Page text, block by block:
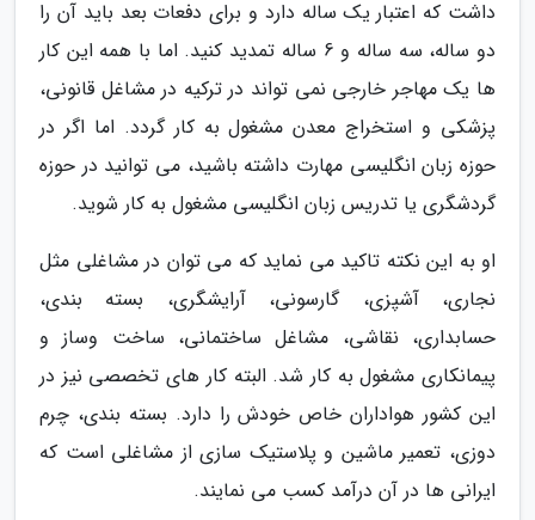
داشت که اعتبار یک ساله دارد و برای دفعات بعد باید آن را
دو ساله، سه ساله و 6 ساله تمدید کنید. اما با همه این کار
ها یک مهاجر خارجی نمی تواند در ترکیه در مشاغل قانونی،
پزشکی و استخراج معدن مشغول به کار گردد. اما اگر در
حوزه زبان انگلیسی مهارت داشته باشید، می توانید در حوزه
گردشگری یا تدریس زبان انگلیسی مشغول به کار شوید.
او به این نکته تاکید می نماید که می توان در مشاغلی مثل
نجاری، آشپزی، گارسونی، آرایشگری، بسته بندی،
حسابداری، نقاشی، مشاغل ساختمانی، ساخت وساز و
پیمانکاری مشغول به کار شد. البته کار های تخصصی نیز در
این کشور هواداران خاص خودش را دارد. بسته بندی، چرم
دوزی، تعمیر ماشین و پلاستیک سازی از مشاغلی است که
ایرانی ها در آن درآمد کسب می نمایند.